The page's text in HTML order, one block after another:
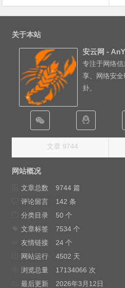
文
关于本站
安云网 -
专注于网络
享、网络安
卦。
文章 9744
网站概况
文章总数
9744 篇
评论留言
142 条
分类目录
50 个
文章标签
7534 个
友情链接
24 个
网站运行
4502 天
浏览总量
17134066 次
最后更新
2026年3月12日